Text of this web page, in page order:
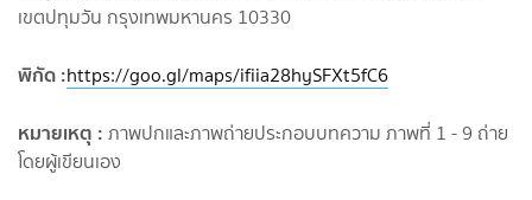
เขตปทุมวัน กรุงเทพมหานคร 10330
พิกัด :https://goo.gl/maps/ifiia28hySFXt5fC6
หมายเหตุ : ภาพปกและภาพถ่ายประกอบบทความ ภาพที่ 1 - 9 ถ่าย
โดยผู้เขียนเอง